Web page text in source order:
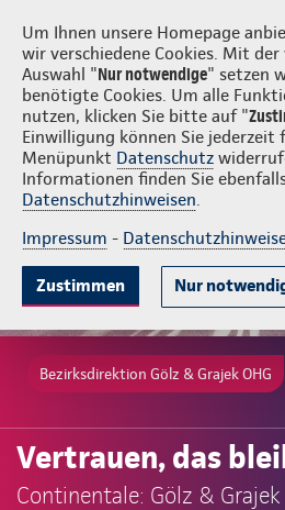
Um Ihnen unsere Homepage
wir verschiedene Cookies. Mit
Auswahl "Nur notwendige" setzen
benötigte Cookies. Um alle
nutzen, klicken Sie bitte auf "
Einwilligung können Sie
Menüpunkt Datenschutz
Informationen finden Sie
Datenschutzhinweisen.
Impressum -
Zustimmen Nur
Gölz & Grajek OHG
Bezirksdirektion Gölz & Grajek OHG
Vertrauen, das
Continentale: Gölz & Grajek